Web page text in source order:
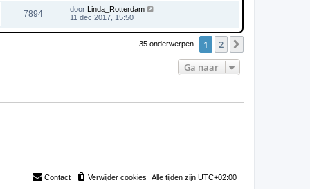
7894 door Linda_Rotterdam
11 dec 2017, 15:50
35 onderwerpen 1 2
Ga naar
Alle tijden zijn UTC+02:00
Verwijder cookies
Contact